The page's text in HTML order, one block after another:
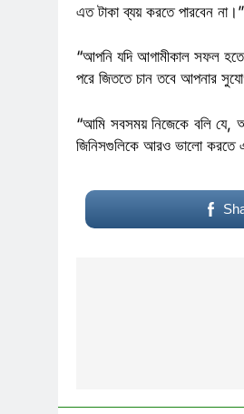
এত টাকা ব্যয় করতে পারবেন না।”
“আপনি যদি আগামীকাল সফল
পরে জিততে চান তবে আপনার
“আমি সবসময় নিজেকে বলি যে,
জিনিসগুলিকে আরও ভালো করতে